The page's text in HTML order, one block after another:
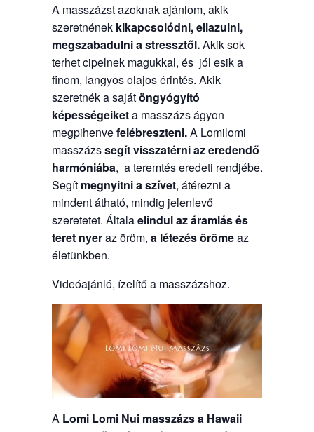
A masszázst azoknak ajánlom, akik
szeretnének kikapcsolódni, ellazulni,
megszabadulni a stressztől.Akik sok
terhet cipelnek magukkal, és jól esik a
finom, langyos olajos érintés. Akik
szeretnék a sajátöngyógyító
képességeiketa masszázs ágyon
megpihenvefelébreszteni.A Lomilomi
masszázssegít visszatérni az eredendő
harmóniába, a teremtés eredeti rendjébe.
Segít megnyitni a szívet, átérezni a
mindent átható, mindig jelenlevő
szeretetet. Általaelindul az áramlás és
teret nyeraz öröm, a létezés örömeaz
életünkben.
Videóajánló, ízelítő a masszázshoz.
A Lomi Lomi Nui masszázs a Hawaii